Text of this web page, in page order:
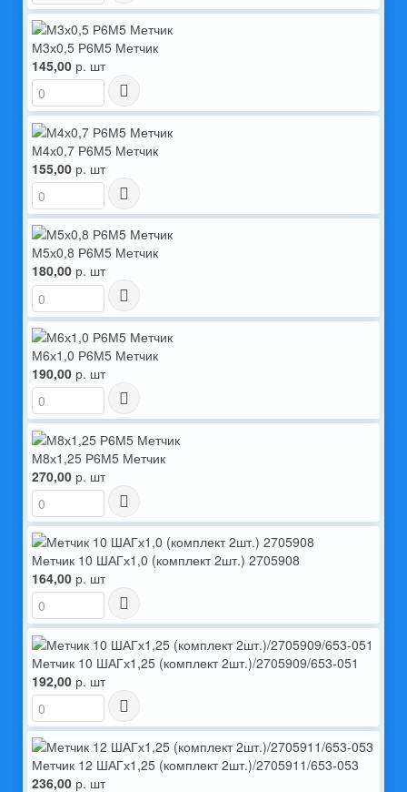
М3х0,5 Р6М5 Метчик
145,00 р. шт
М4х0,7 Р6М5 Метчик
155,00 р. шт
М5х0,8 Р6М5 Метчик
180,00 р. шт
М6х1,0 Р6М5 Метчик
190,00 р. шт
М8х1,25 Р6М5 Метчик
270,00 р. шт
Метчик 10 ШАГх1,0 (комплект 2шт.) 2705908
164,00 р. шт
Метчик 10 ШАГх1,25 (комплект 2шт.)/2705909/653-051
192,00 р. шт
Метчик 12 ШАГх1,25 (комплект 2шт.)/2705911/653-053
236,00 р. шт